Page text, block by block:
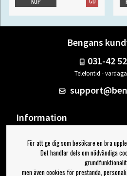
Bengans
031-42
Telefontid -
Information
Om Bengans
FAQ / Köp- & Leveransvillkor
För att ge dig som besökare en bra
Det handlar dels om nödvändiga
men även cookies för prestanda,